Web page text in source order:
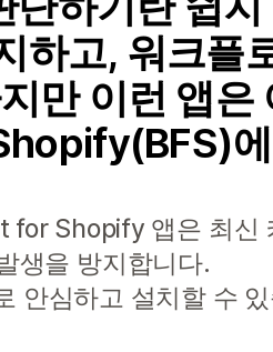
하고, 워크플
만 이런 앱은
for Shopify 앱은 최신
생을 방지합니다.
안심하고 설치할 수